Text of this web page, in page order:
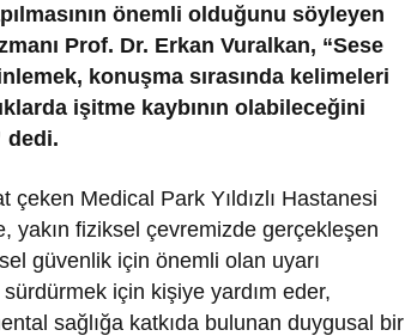
önemli olduğunu söyleyen
Prof. Dr. Erkan Vuralkan, “Sese
konuşma sırasında kelimeleri
işitme kaybının olabileceğini
dedi.
Medical Park Yıldızlı Hastanesi
yakın fiziksel çevremizde gerçekleşen
güvenlik için önemli olan uyarı
için kişiye yardım eder,
sağlığa katkıda bulunan duygusal bir